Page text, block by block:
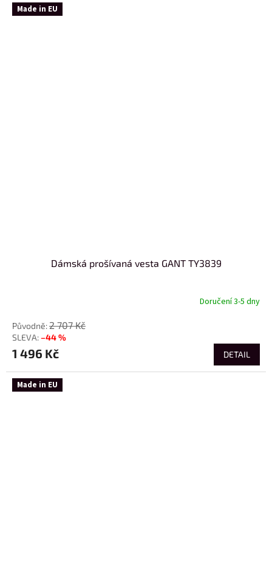
Made in EU
Dámská prošívaná vesta GANT TY3839
Doručení 3-5 dny
2 707 Kč
–44 %
1 496 Kč DETAIL
Made in EU